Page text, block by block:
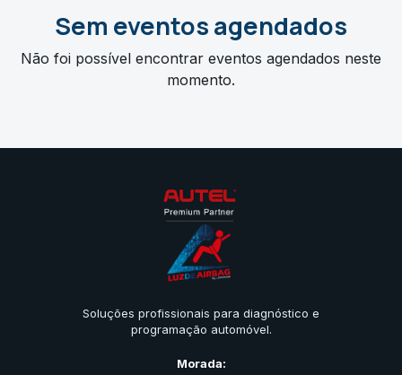
Sem eventos agendados
Não foi possível encontrar eventos agendados neste
momento.
Soluções profissionais para diagnóstico e
programação automóvel.
Morada: